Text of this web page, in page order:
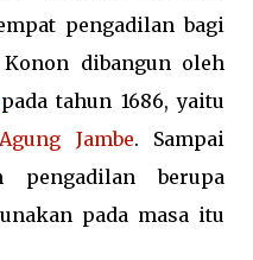
pengadilan bagi
dibangun oleh
tahun 1686, yaitu
Jambe. Sampai
pengadilan berupa
pada masa itu